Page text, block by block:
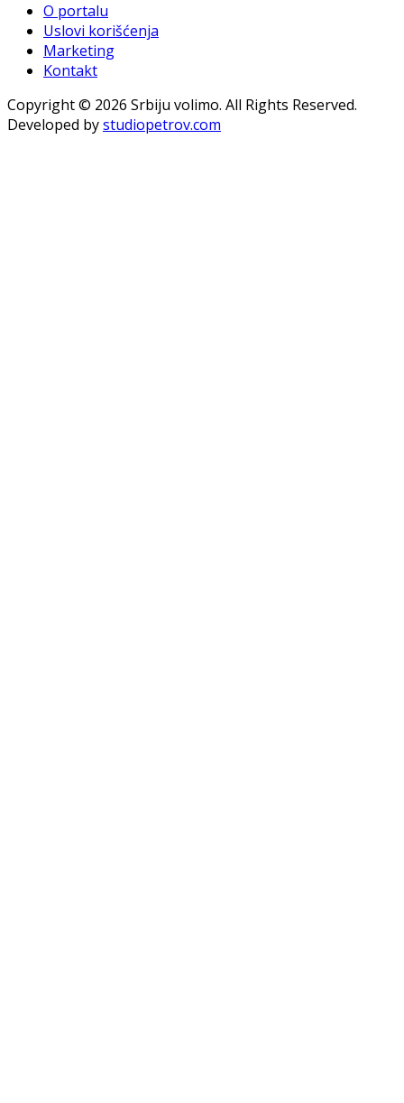
O portalu
Uslovi korišćenja
Marketing
Kontakt
Copyright © 2026 Srbiju volimo. All Rights Reserved.
Developed bystudiopetrov.com